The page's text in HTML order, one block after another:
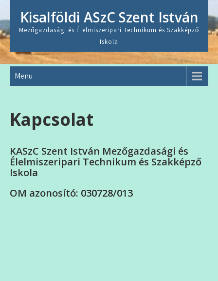
content
Kisalföldi ASzC Szent István
Mezőgazdasági és Élelmiszeripari Technikum és Szakképző
Iskola
Menu
Kapcsolat
KASzC Szent István Mezőgazdasági és
Élelmiszeripari Technikum és Szakképző
Iskola
OM azonosító: 030728/013